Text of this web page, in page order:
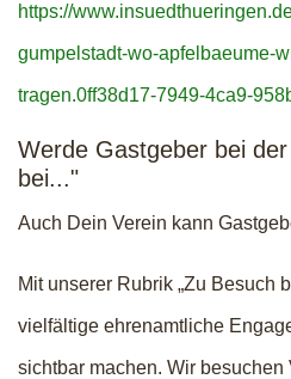
https://
gumpelstadt-wo-apfelbaeume-
tragen.0ff38d17-7949-4ca9-
Werde Gastgeber bei
bei..."
Auch Dein Verein kann
Mit unserer Rubrik „Zu Besuch
vielfältige ehrenamtliche
sichtbar machen. Wir besuchen